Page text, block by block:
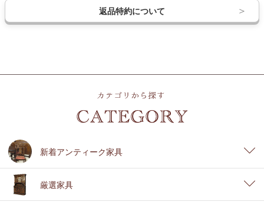
返品特約について
新着アンティーク家具
厳選家具